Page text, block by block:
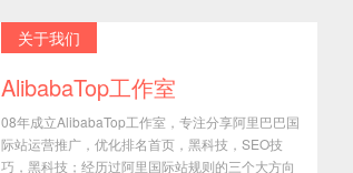
关于我们
AlibabaTop工作室
08年成立AlibabaTop工作室，专注分享阿里巴巴国
际站运营推广，优化排名首页，黑科技，SEO技
巧，黑科技；经历过阿里国际站规则的三个大方向